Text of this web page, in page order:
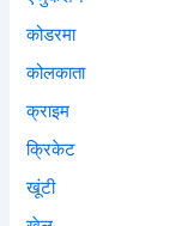
कोडरमा
कोलकाता
क्राइम
क्रिकेट
खूंटी